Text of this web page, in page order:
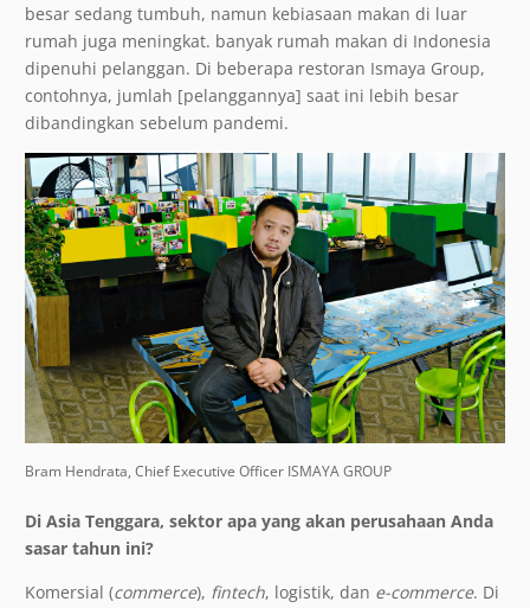
besar sedang tumbuh, namun kebiasaan makan di luar
rumah juga meningkat. banyak rumah makan di Indonesia
dipenuhi pelanggan. Di beberapa restoran Ismaya Group,
contohnya, jumlah [pelanggannya] saat ini lebih besar
dibandingkan sebelum pandemi.
Bram Hendrata, Chief Executive Officer ISMAYA GROUP
Di Asia Tenggara, sektor apa yang akan perusahaan Anda
sasar tahun ini?
Komersial (commerce), fintech, logistik, dan e-commerce. Di